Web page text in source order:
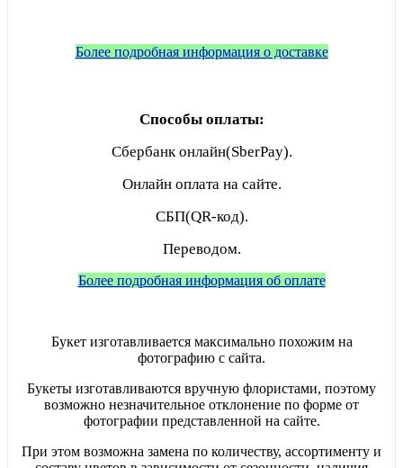
Более подробная информация о доставке
Способы оплаты:
Сбербанк онлайн(SberPay).
Онлайн оплата на сайте.
СБП(QR-код).
Переводом.
Более подробная информация об оплате
Букет изготавливается максимально похожим на
фотографию с сайта.
Букеты изготавливаются вручную флористами, поэтому
возможно незначительное отклонение по форме от
фотографии представленной на сайте.
При этом возможна замена по количеству, ассортименту и